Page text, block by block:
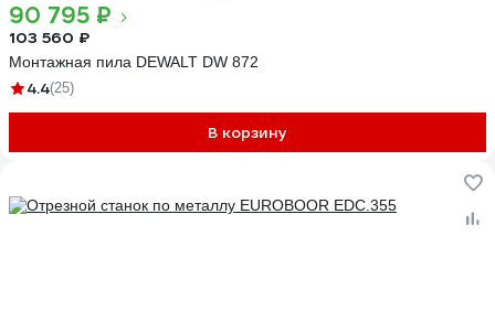
90 795 ₽
103 560 ₽
Монтажная пила DEWALT DW 872
4.4(25)
В корзину